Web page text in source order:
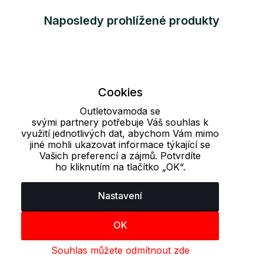
Naposledy prohlížené produkty
Cookies
Outletovamoda se
svými partnery potřebuje Váš souhlas k
využití jednotlivých dat, abychom Vám mimo
jiné mohli ukazovat informace týkající se
Vašich preferencí a zájmů. Potvrdíte
ho kliknutím na tlačítko „OK“.
Nastavení
OK
Souhlas můžete odmítnout zde